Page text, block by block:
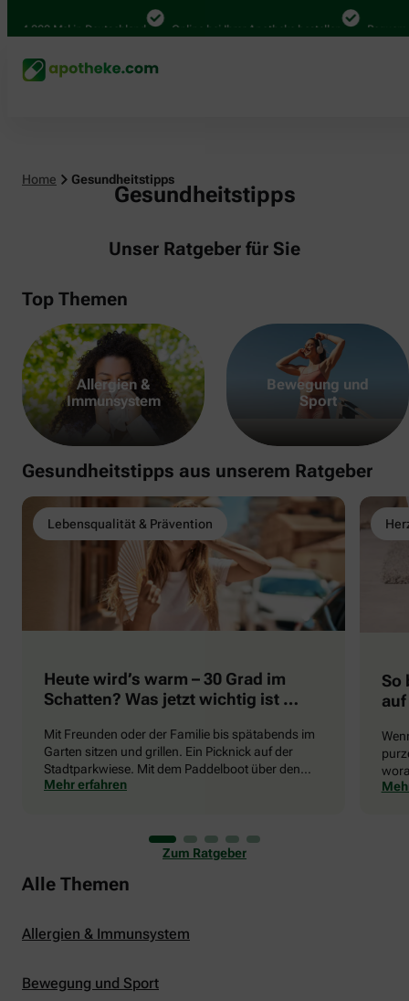
Mal in Deutschland Online bei Ihrer Apotheke bestellen Bequem
Home Gesundheitstipps
Gesundheitstipps
Unser Ratgeber für Sie
Top Themen
Allergien &
Immunsystem
Bewegung und
Sport
Gesundheitstipps aus unserem Ratgeber
Lebensqualität & Prävention
Heute wird’s warm – 30 Grad im
Schatten? Was jetzt wichtig ist …
Mit Freunden oder der Familie bis spätabends im
Garten sitzen und grillen. Ein Picknick auf der
Stadtparkwiese. Mit dem Paddelboot über den
See gleiten oder eine Radtour durch die blühende
er uns auch ganz schön zu schaffen. Wenn die
Temperaturen tagsüber auf mehr als 30 Grad
klettern und uns warme Tropennächte den Schlaf
rauben, sehnen wir uns oft nach einem
Mehr erfahren
So
die
Zum Ratgeber
Alle Themen
Allergien & Immunsystem
Bewegung und Sport